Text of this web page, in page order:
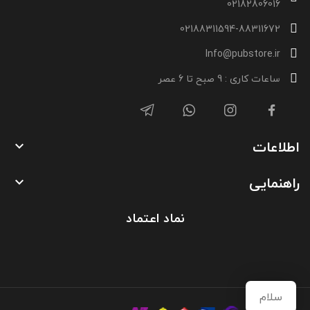
02182806016
02188311594-88311672
Info@pubstore.ir
ساعات کاری : 9 صبح تا 6 عصر
اطلاعات 
راهنمایی 
نماد اعتماد
سلام